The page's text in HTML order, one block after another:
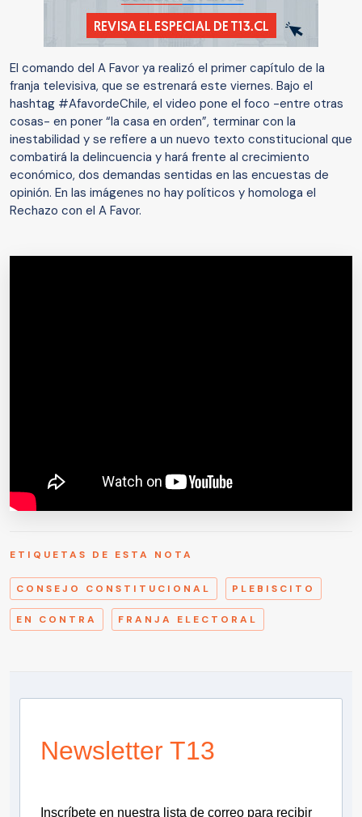
El comando del A Favor ya realizó el primer capítulo de la
franja televisiva, que se estrenará este viernes. Bajo el
hashtag #AfavordeChile, el video pone el foco -entre otras
cosas- en poner “la casa en orden”, terminar con la
inestabilidad y se refiere a un nuevo texto constitucional que
combatirá la delincuencia y hará frente al crecimiento
económico, dos demandas sentidas en las encuestas de
opinión. En las imágenes no hay políticos y homologa el
Rechazo con el A Favor.
ETIQUETAS DE ESTA NOTA
CONSEJO CONSTITUCIONAL PLEBISCITO
EN CONTRA FRANJA ELECTORAL
Newsletter T13
Inscríbete en nuestra lista de correo para recibir